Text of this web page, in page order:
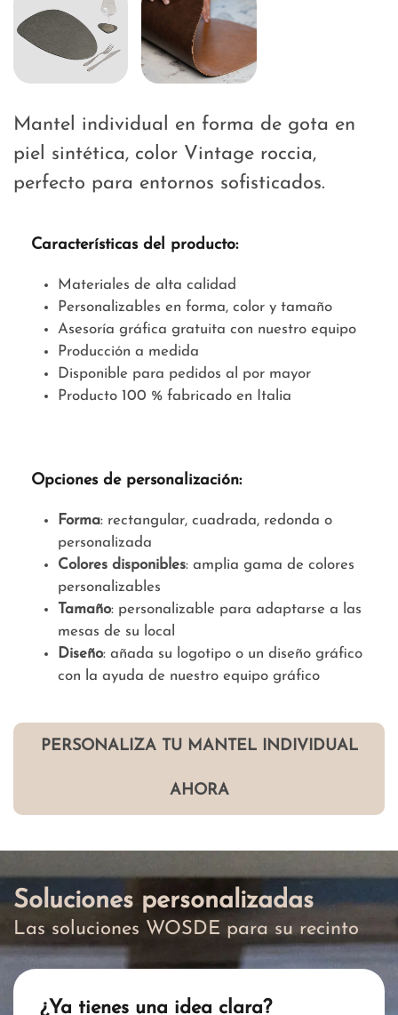
Mantel individual en forma de gota en
piel sintética, color Vintage roccia,
perfecto para entornos sofisticados.
Características del producto:
Materiales de alta calidad
Personalizables en forma, color y tamaño
Asesoría gráfica gratuita con nuestro equipo
Producción a medida
Disponible para pedidos al por mayor
Producto 100 % fabricado en Italia
Opciones de personalización:
Forma: rectangular, cuadrada, redonda o
personalizada
Colores disponibles: amplia gama de colores
personalizables
Tamaño: personalizable para adaptarse a las
mesas de su local
Diseño: añada su logotipo o un diseño gráfico
con la ayuda de nuestro equipo gráfico
PERSONALIZA TU MANTEL INDIVIDUAL
AHORA
Soluciones personalizadas
Las soluciones WOSDE para su recinto
¿Ya tienes una idea clara?